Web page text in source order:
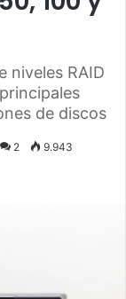
niveles RAID
de discos
2 9.943